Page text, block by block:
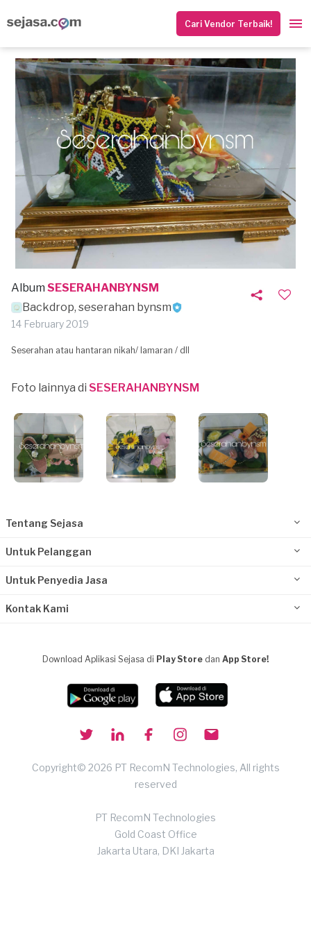
Cari Vendor Terbaik!
Album SESERAHANBYNSM
Backdrop, seserahan bynsm
14 February 2019
Seserahan atau hantaran nikah/ lamaran / dll
Foto lainnya di SESERAHANBYNSM
Tentang Sejasa
Untuk Pelanggan
Untuk Penyedia Jasa
Kontak Kami
Download Aplikasi Sejasa di Play Store dan App Store!
Copyright© 2026 PT RecomN Technologies, All rights
reserved
PT RecomN Technologies
Gold Coast Office
Jakarta Utara, DKI Jakarta